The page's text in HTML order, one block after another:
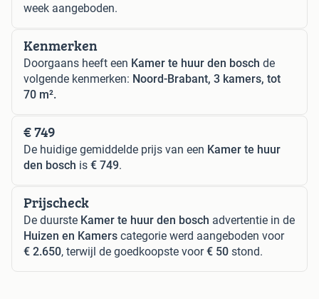
week aangeboden.
Kenmerken
Doorgaans heeft een Kamer te huur den bosch de
volgende kenmerken: Noord-Brabant, 3 kamers, tot
70 m².
€ 749
De huidige gemiddelde prijs van een Kamer te huur
den bosch is € 749.
Prijscheck
De duurste Kamer te huur den bosch advertentie in de
Huizen en Kamers categorie werd aangeboden voor
€ 2.650, terwijl de goedkoopste voor€ 50 stond.